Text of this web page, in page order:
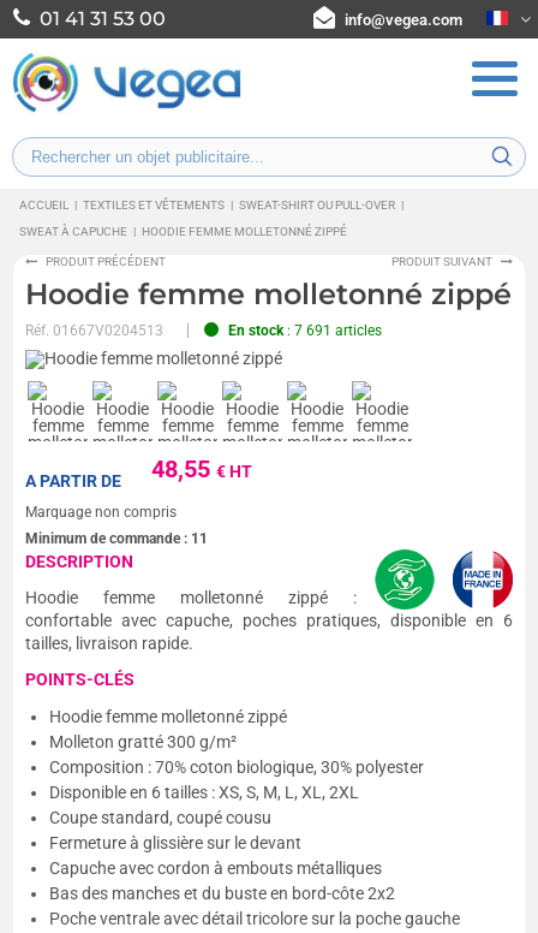
01 41 31 53 00 info@vegea.com
ACCUEIL | TEXTILES ET VÊTEMENTS | SWEAT-SHIRT OU PULL-OVER |
SWEAT À CAPUCHE | HOODIE FEMME MOLLETONNÉ ZIPPÉ
PRODUIT PRÉCÉDENT PRODUIT SUIVANT
Hoodie femme molletonné zippé
Réf.01667V0204513 En stock: 7 691 articles
48,55€ HT
A PARTIR DE
Marquage non compris
Minimum de commande : 11
DESCRIPTION
Hoodie femme molletonné zippé :
confortable avec capuche, poches pratiques, disponible en 6
tailles, livraison rapide.
POINTS-CLÉS
Hoodie femme molletonné zippé
Molleton gratté 300 g/m²
Composition : 70% coton biologique, 30% polyester
Disponible en 6 tailles : XS, S, M, L, XL, 2XL
Coupe standard, coupé cousu
Fermeture à glissière sur le devant
Capuche avec cordon à embouts métalliques
Bas des manches et du buste en bord-côte 2x2
Poche ventrale avec détail tricolore sur la poche gauche